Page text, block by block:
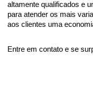
altamente qualificados e
para atender os mais
aos clientes uma
Entre em contato e se